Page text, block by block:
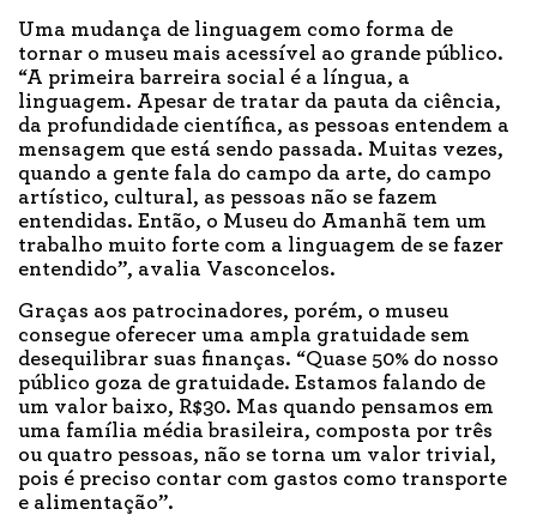
Uma mudança de linguagem como forma de
tornar o museu mais acessível ao grande público.
“A primeira barreira social é a língua, a
linguagem. Apesar de tratar da pauta da ciência,
da profundidade científica, as pessoas entendem a
mensagem que está sendo passada. Muitas vezes,
quando a gente fala do campo da arte, do campo
artístico, cultural, as pessoas não se fazem
entendidas. Então, o Museu do Amanhã tem um
trabalho muito forte com a linguagem de se fazer
entendido”, avalia Vasconcelos.
Graças aos patrocinadores, porém, o museu
consegue oferecer uma ampla gratuidade sem
desequilibrar suas finanças. “Quase 50% do nosso
público goza de gratuidade. Estamos falando de
um valor baixo, R$30. Mas quando pensamos em
uma família média brasileira, composta por três
ou quatro pessoas, não se torna um valor trivial,
pois é preciso contar com gastos como transporte
e alimentação”.